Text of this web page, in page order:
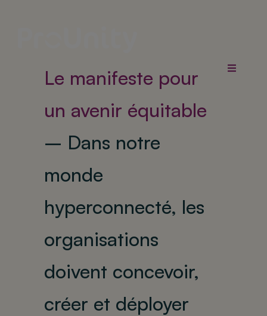
Toggle
Qui êtes-vous ?
Actualités
Le manifeste pour
un avenir équitable
– Dans notre
monde
hyperconnecté, les
organisations
doivent concevoir,
créer et déployer